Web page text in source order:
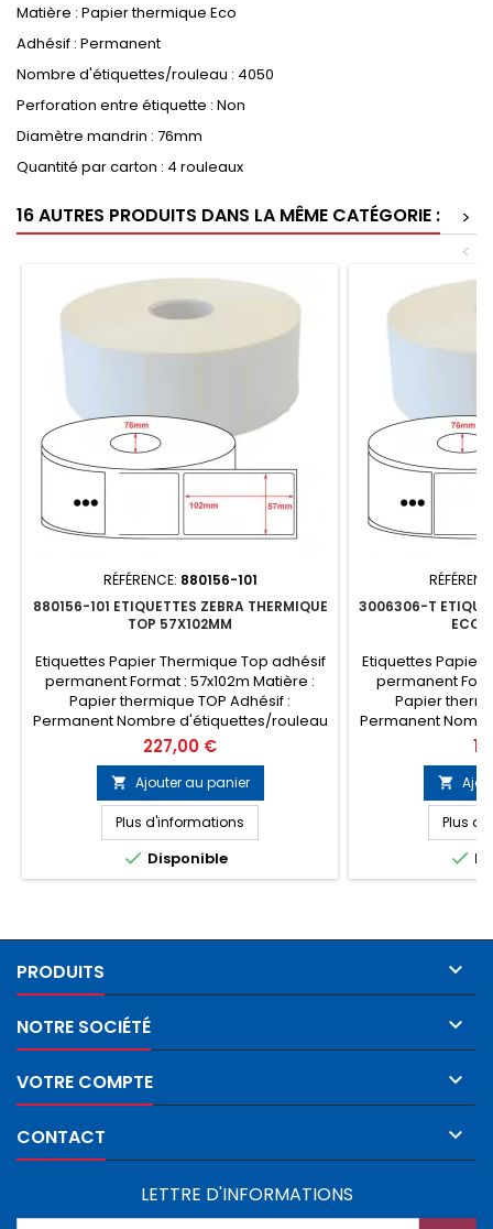
Matière : Papier thermique Eco
Adhésif : Permanent
Nombre d'étiquettes/rouleau : 4050
Perforation entre étiquette : Non
Diamètre mandrin : 76mm
Quantité par carton : 4 rouleaux
16 AUTRES PRODUITS DANS LA MÊME CATÉGORIE :
>
<
RÉFÉRENCE: 880156-101
880156-101 ETIQUETTES ZEBRA THERMIQUE
TOP 57X102MM
Etiquettes Papier Thermique Top adhésif
permanent Format : 57x102m Matière :
Papier thermique TOP Adhésif :
Permanent Nombre d'étiquettes/rouleau
: 1432 Perforation entre étiquette : Non
Diamètre mandrin : 76mm Quantité par
carton : 8 rouleaux
Prix
227,00 €
 Ajouter au panier
Plus d'informations
 Disponible
3006306-T
ECO
Etiquettes Papier
permanent
Papier
Permanent
: 1020
carton

Plus

PRODUITS 
NOTRE SOCIÉTÉ 
VOTRE COMPTE 
CONTACT 
LETTRE D'INFORMATIONS